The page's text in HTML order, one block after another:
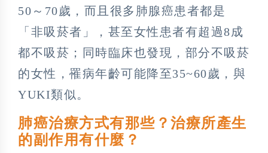
50～70歲，而且很多肺腺癌患者都是
「非吸菸者」，甚至女性患者有超過8成
都不吸菸；同時臨床也發現，部分不吸菸
的女性，罹病年齡可能降至35~60歲，與
YUKI類似。
肺癌治療方式有那些？治療所產生
的副作用有什麼？